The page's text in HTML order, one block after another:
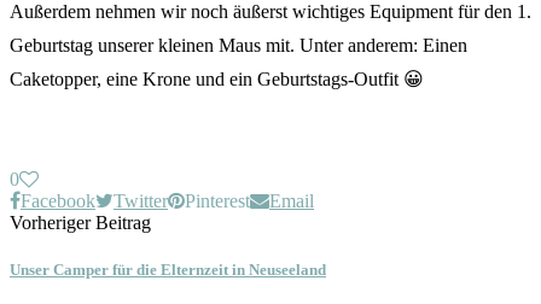
Außerdem nehmen wir noch äußerst wichtiges Equipment für den 1.
Geburtstag unserer kleinen Maus mit. Unter anderem: Einen
Caketopper, eine Krone und ein Geburtstags-Outfit 😀
0
Facebook
Twitter Pinterest
Email
Vorheriger Beitrag
Unser Camper für die Elternzeit in Neuseeland